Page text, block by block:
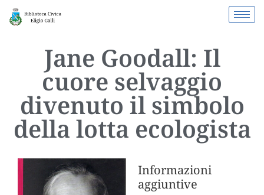
Jane Goodall: Il
cuore selvaggio
divenuto il simbolo
della lotta ecologista
Informazioni
aggiuntive